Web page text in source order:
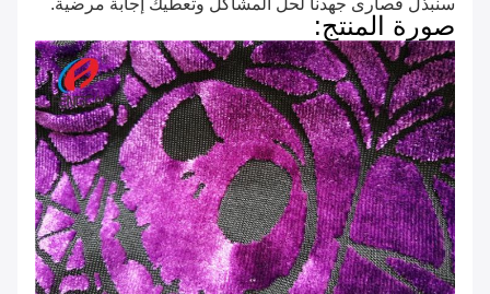
سنبذل قصارى جهدنا لحل المشاكل وتعطيك إجابة مرضية.
صورة المنتج: